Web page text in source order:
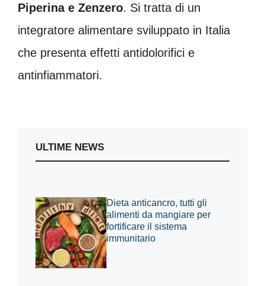
Piperina e Zenzero. Si tratta di un
integratore alimentare sviluppato in Italia
che presenta effetti antidolorifici e
antinfiammatori.
ULTIME NEWS
Dieta anticancro, tutti gli
alimenti da mangiare per
fortificare il sistema
immunitario